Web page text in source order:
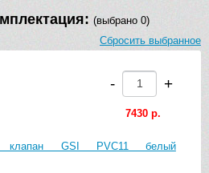
(выбрано 0)
Сбросить выбранное
клапан GSI PVC11 белый
- +
7430 р.